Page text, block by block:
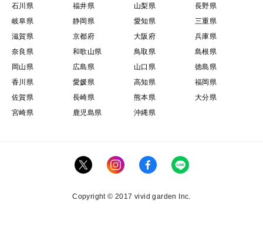
石川県
福井県 山梨県
長野県
岐阜県
静岡県 愛知県
三重県
滋賀県
京都府 大阪府
兵庫県
奈良県
和歌山県 鳥取県
島根県
岡山県
広島県 山口県
徳島県
香川県
愛媛県 高知県
福岡県
佐賀県
長崎県 熊本県
大分県
宮崎県
鹿児島県 沖縄県
Copyright © 2017 vivid garden Inc.